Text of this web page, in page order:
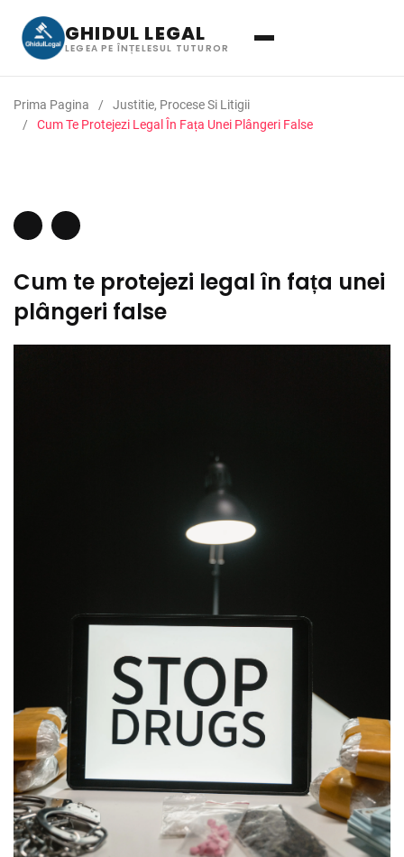
GHIDUL LEGAL
LEGEA PE ÎNȚELESUL TUTUROR
Prima Pagina
Justitie, Procese Si Litigii
Cum Te Protejezi Legal În Fața Unei Plângeri False
Cum te protejezi legal în fața unei
plângeri false